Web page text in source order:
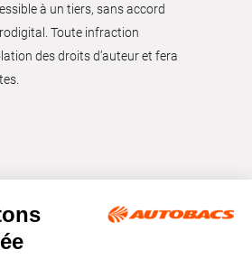
à un tiers, sans accord
Toute infraction
des droits d’auteur et fera